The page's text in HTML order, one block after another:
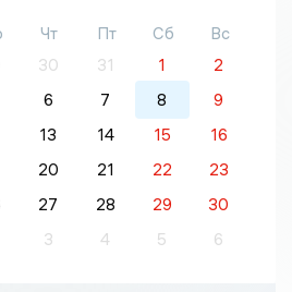
Чт Пт Сб
Вс
30 31 1
2
6 7 8
9
13 14 15
16
20 21 22
23
27 28 29
30
3 4 5 6